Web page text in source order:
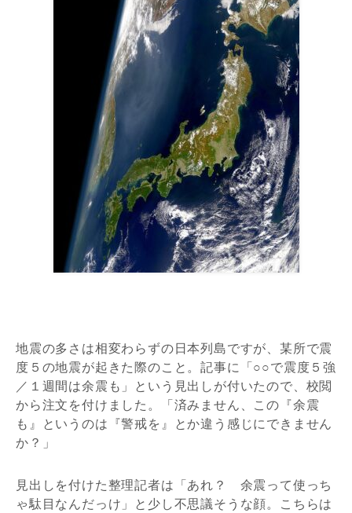
地震の多さは相変わらずの日本列島ですが、某所で震
度５の地震が起きた際のこと。記事に「○○で震度５強
／１週間は余震も」という見出しが付いたので、校閲
から注文を付けました。「済みません、この『余震
も』というのは『警戒を』とか違う感じにできません
か？」
見出しを付けた整理記者は「あれ？ 余震って使っち
ゃ駄目なんだっけ」と少し不思議そうな顔。こちらは